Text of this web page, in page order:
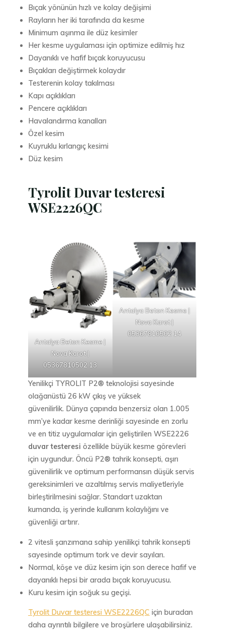
Bıçak yönünün hızlı ve kolay değişimi
Rayların her iki tarafında da kesme
Minimum aşınma ile düz kesimler
Her kesme uygulaması için optimize edilmiş hız
Dayanıklı ve hafif bıçak koruyucusu
Bıçakları değiştirmek kolaydır
Testerenin kolay takılması
Kapı açıklıkları
Pencere açıklıkları
Havalandırma kanalları
Özel kesim
Kuyruklu kırlangıç ​​kesimi
Düz kesim
Tyrolit Duvar testeresi
WSE2226QC
Antalya Beton Kesme |
Nova Karot |
05367810502 13
Antalya Beton Kesme |
Nova Karot |
05367810502 14
Yenilikçi TYROLIT P2® teknolojisi sayesinde
olağanüstü 26 kW çıkış ve yüksek
güvenilirlik. Dünya çapında benzersiz olan 1.005
mm’ye kadar kesme derinliği sayesinde en zorlu
ve en titiz uygulamalar için geliştirilen WSE2226
duvar testeresi özellikle büyük kesme görevleri
için uygundur. Öncü P2® tahrik konsepti, aşırı
güvenilirlik ve optimum performansın düşük servis
gereksinimleri ve azaltılmış servis maliyetleriyle
birleştirilmesini sağlar. Standart uzaktan
kumanda, iş yerinde kullanım kolaylığını ve
güvenliği artırır.
2 vitesli şanzımana sahip yenilikçi tahrik konsepti
sayesinde optimum tork ve devir sayıları.
Normal, köşe ve düz kesim için son derece hafif ve
dayanıklı hepsi bir arada bıçak koruyucusu.
Kuru kesim için soğuk su geçişi.
Tyrolit Duvar testeresi WSE2226QC için buradan
daha ayrıntılı bilgilere ve broşürlere ulaşabilirsiniz.